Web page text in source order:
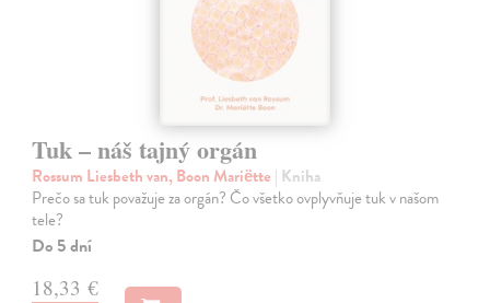
Tuk – náš tajný orgán
Rossum Liesbeth van, Boon Mariëtte | Kniha
Prečo sa tuk považuje za orgán? Čo všetko ovplyvňuje tuk v našom
tele?
Do 5 dní
18,33 €